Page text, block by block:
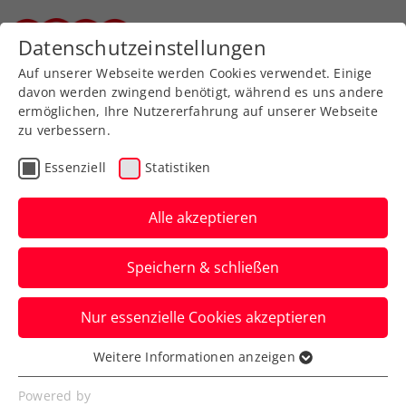
Zurück zur Newsübersicht
Turniere
Upper Austria Ladies
Linz: Friedsam setzt im
Viertelfinale gegen
Potapova auf
Powertennis
Indes trachtet Donna Vekic beim WTA-
Datenschutzeinstellungen
Auf unserer Webseite werden Cookies verwendet. Einige
davon werden zwingend benötigt, während es uns andere
ermöglichen, Ihre Nutzererfahrung auf unserer Webseite
zu verbessern.
Essenziell Statistiken
Alle akzeptieren
Speichern & schließen
Nur essenzielle Cookies akzeptieren
Essenziell
Essenzielle Cookies werden für grundlegende
Weitere Informationen anzeigen
Powered by